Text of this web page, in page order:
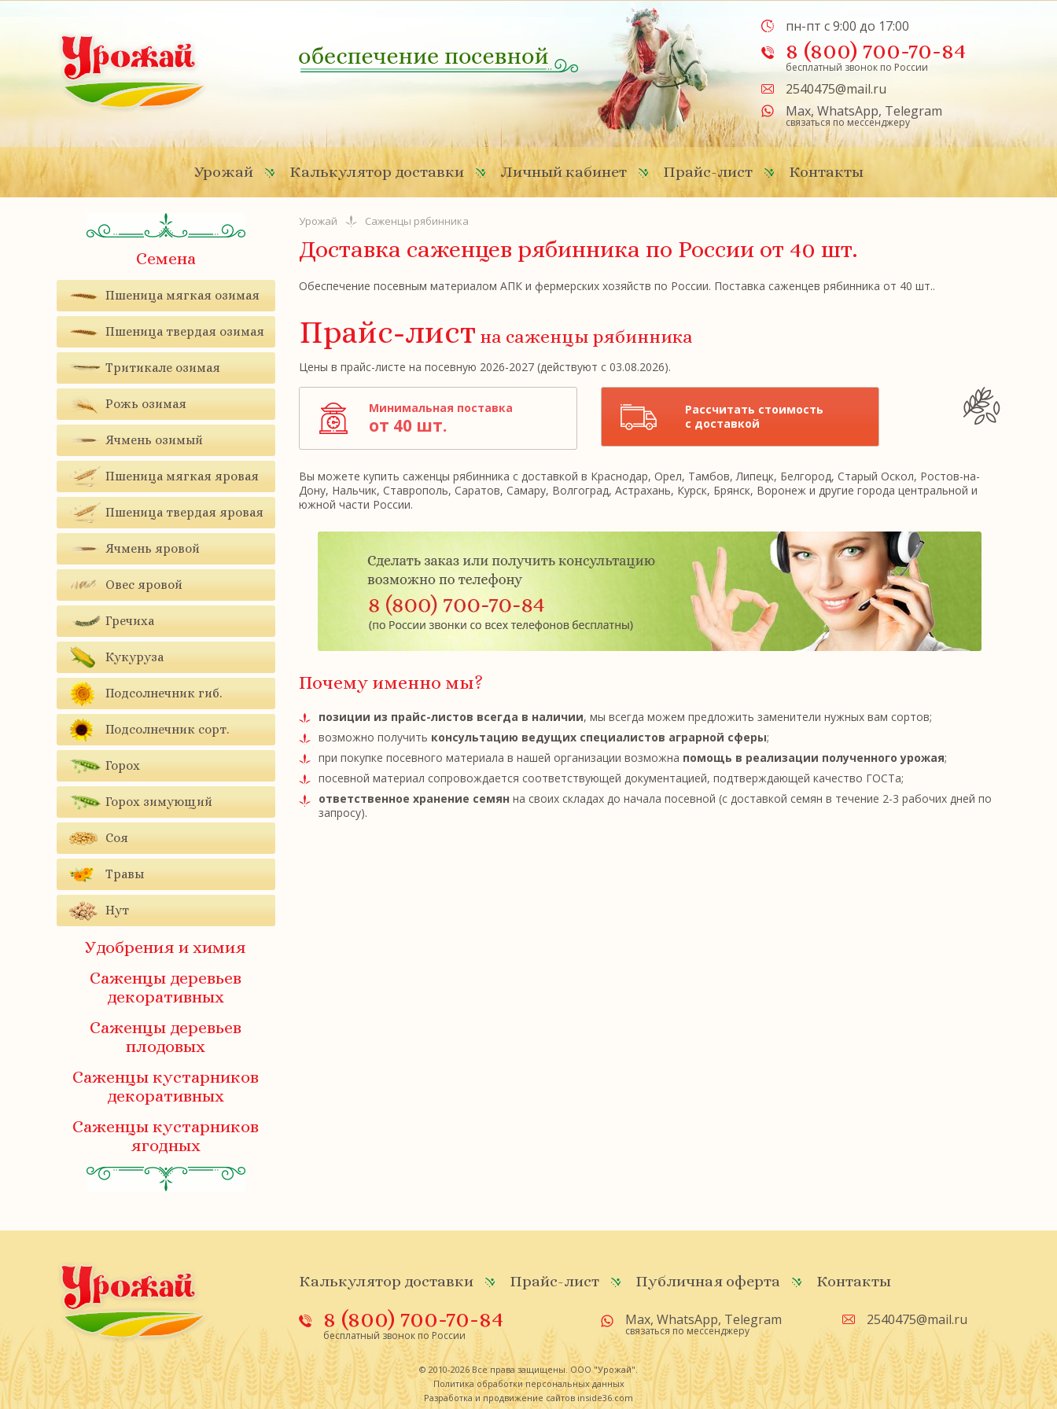
пн-пт с 9:00 до 17:00
8 (800) 700-70-84
бесплатный звонок по России
2540475@mail.ru
Max, WhatsApp, Telegram
связаться по мессенджеру
Урожай Калькулятор доставки Личный кабинет Прайс-лист Контакты
Семена
Пшеница мягкая озимая
Пшеница твердая озимая
Тритикале озимая
Рожь озимая
Ячмень озимый
Пшеница мягкая яровая
Пшеница твердая яровая
Ячмень яровой
Овес яровой
Гречиха
Кукуруза
Подсолнечник гиб.
Подсолнечник сорт.
Горох
Горох зимующий
Соя
Травы
Нут
Удобрения и химия
Саженцы деревьев
декоративных
Саженцы деревьев
плодовых
Саженцы кустарников
декоративных
Саженцы кустарников
ягодных
Урожай Саженцы рябинника
Доставка саженцев рябинника по России от 40 шт.
Обеспечение посевным материалом АПК и фермерских хозяйств по России. Поставка саженцев рябинника от 40 шт..
Прайс-лист на саженцы рябинника
Цены в прайс-листе на посевную 2026-2027 (действуют с 03.08.2026).
Минимальная поставка
от 40 шт.
Рассчитать стоимость
с доставкой
Вы можете купить саженцы рябинника с доставкой в Краснодар, Орел, Тамбов, Липецк, Белгород, Старый Оскол, Ростов-на-
Дону, Нальчик, Ставрополь, Саратов, Самару, Волгоград, Астрахань, Курск, Брянск, Воронеж и другие города центральной и
южной части России.
Почему именно мы?
позиции из прайс-листов всегда в наличии, мы всегда можем предложить заменители нужных вам сортов;
возможно получить консультацию ведущих специалистов аграрной сферы;
при покупке посевного материала в нашей организации возможна помощь в реализации полученного урожая;
посевной материал сопровождается соответствующей документацией, подтверждающей качество ГОСТа;
ответственное хранение семян на своих складах до начала посевной (с доставкой семян в течение 2-3 рабочих дней по
запросу).
Калькулятор доставки Прайс-лист Публичная оферта Контакты
8 (800) 700-70-84
бесплатный звонок по России
Max, WhatsApp, Telegram
связаться по мессенджеру
2540475@mail.ru
© 2010-2026 Все права защищены. ООО "Урожай".
Политика обработки персональных данных
Разработка и продвижение сайтовinside36.com